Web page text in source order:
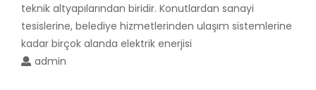
teknik altyapılarından biridir. Konutlardan sanayi
tesislerine, belediye hizmetlerinden ulaşım sistemlerine
kadar birçok alanda elektrik enerjisi
admin